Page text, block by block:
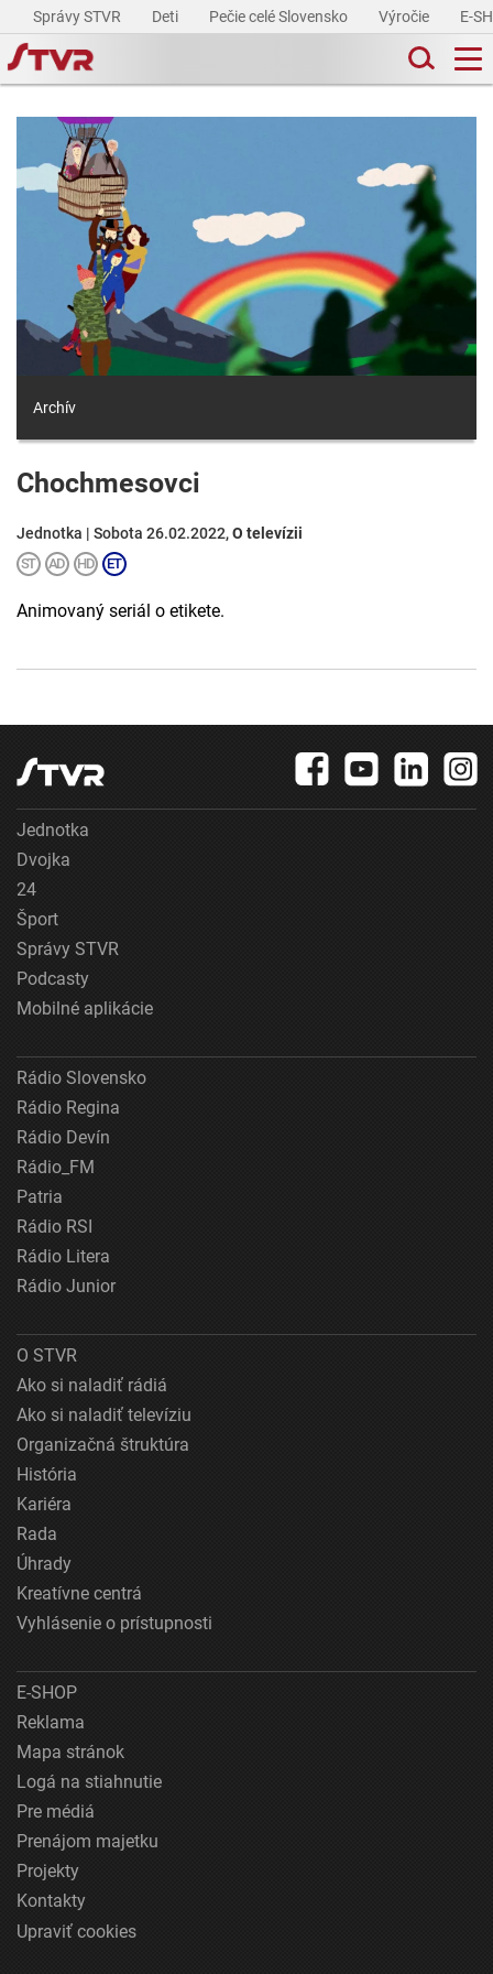
Správy STVR Deti Pečie celé Slovensko Výročie E-
Archív
Chochmesovci
Jednotka | Sobota 26.02.2022,O televízii
Animovaný seriál o etikete.
Jednotka
Dvojka
24
Šport
Správy STVR
Podcasty
Mobilné aplikácie
Rádio Slovensko
Rádio Regina
Rádio Devín
Rádio_FM
Patria
Rádio RSI
Rádio Litera
Rádio Junior
O STVR
Ako si naladiť rádiá
Ako si naladiť televíziu
Organizačná štruktúra
História
Kariéra
Rada
Úhrady
Kreatívne centrá
Vyhlásenie o prístupnosti
E-SHOP
Reklama
Mapa stránok
Logá na stiahnutie
Pre médiá
Prenájom majetku
Projekty
Kontakty
Upraviť cookies